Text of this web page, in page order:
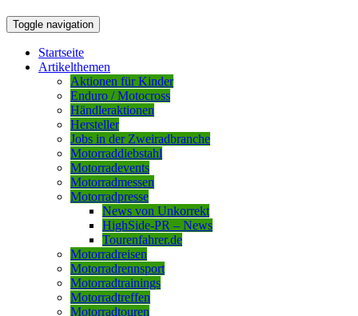
Toggle navigation
Startseite
Artikelthemen
Aktionen für Kinder
Enduro / Motocross
Händleraktionen
Hersteller
Jobs in der Zweiradbranche
Motorraddiebstahl
Motorradevents
Motorradmessen
Motorradpresse
News von Unkorrekt
HighSide-PR – News
Tourenfahrer.de
Motorradreisen
Motorradrennsport
Motorradtrainings
Motorradtreffen
Motorradtouren